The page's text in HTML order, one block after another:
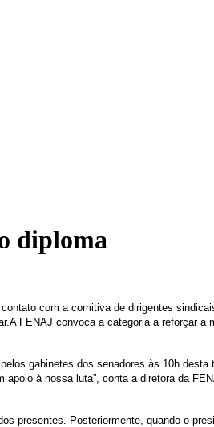
diploma
com a comitiva de dirigentes
FENAJ convoca a categoria a reforçar a
gabinetes dos senadores às 10h desta
à nossa luta”, conta a diretora da
presentes. Posteriormente, quando o